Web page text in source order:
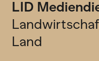
LID
Land